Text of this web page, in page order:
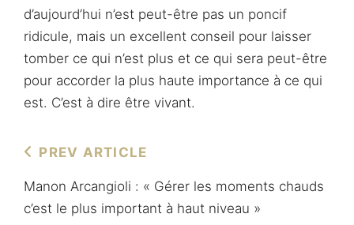
d’aujourd’hui n’est peut-être pas un poncif
ridicule, mais un excellent conseil pour laisser
tomber ce qui n’est plus et ce qui sera peut-être
pour accorder la plus haute importance à ce qui
est. C’est à dire être vivant.
Navigation
de
l’article
Previous
PREV ARTICLE
Manon Arcangioli : « Gérer les moments chauds
c’est le plus important à haut niveau »